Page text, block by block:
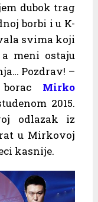
dubok trag
borbi i u K-
svima koji
meni ostaju
Pozdrav! –
Mirko
2015.
odlazak iz
u Mirkovoj
kasnije.